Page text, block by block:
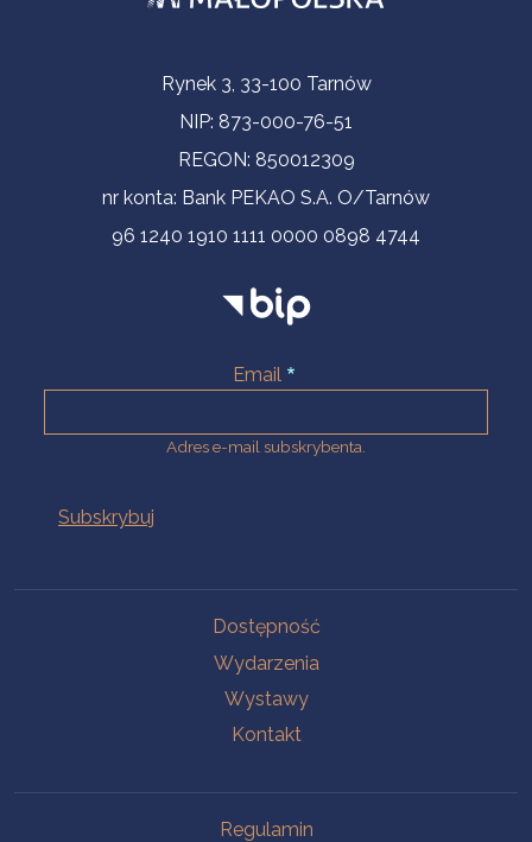
Informacje kontaktoweRynek 3, 33-100 Tarnów
NIP: 873-000-76-51
REGON: 850012309
nr konta: Bank PEKAO S.A. O/Tarnów
96 1240 1910 1111 0000 0898 4744
Email
Adres e-mail subskrybenta.
Dostępność
Wydarzenia
Wystawy
Kontakt
Regulamin